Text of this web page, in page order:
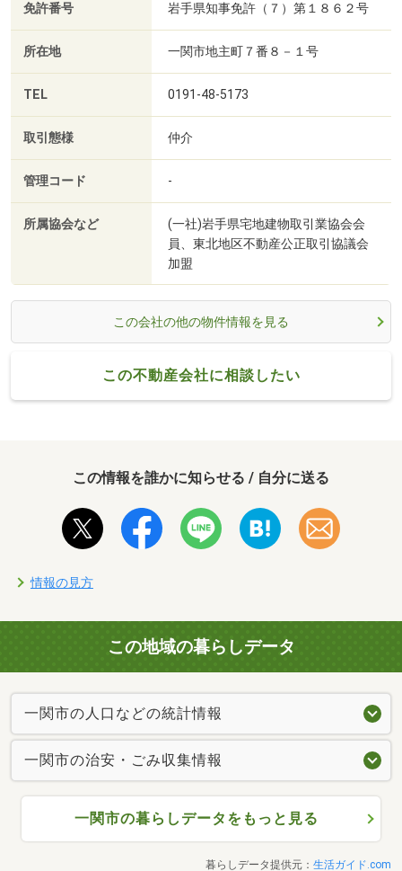
免許番号 岩手県知事免許（７）第１８６２号
所在地 一関市地主町７番８－１号
TEL 0191-48-5173
取引態様 仲介
管理コード -
所属協会など
(一社)岩手県宅地建物取引業協会会
員、東北地区不動産公正取引協議会
加盟
この会社の他の物件情報を見る
この不動産会社に相談したい
この情報を誰かに知らせる / 自分に送る
情報の見方
この地域の暮らしデータ
一関市の人口などの統計情報
一関市の治安・ごみ収集情報
一関市の暮らしデータをもっと見る
暮らしデータ提供元： 生活ガイド.com